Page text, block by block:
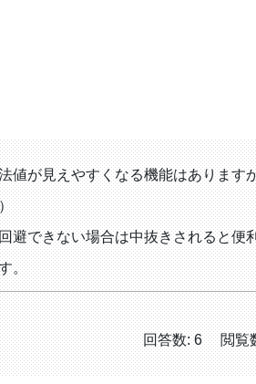
値が見えやすくなる機能はあります
避できない場合は中抜きされると便
。
回答数: 6 閲覧